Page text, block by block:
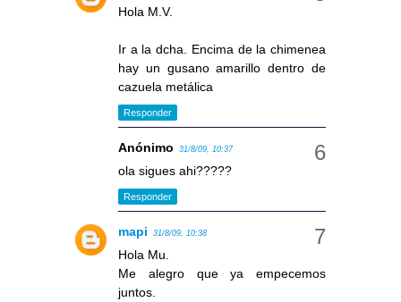
Hola M.V.
Ir a la dcha. Encima de la chimenea
hay un gusano amarillo dentro de
cazuela metálica
Responder
Anónimo 31/8/09, 10:37
ola sigues ahi?????
Responder
mapi 31/8/09, 10:38
Hola Mu.
Me alegro que ya empecemos
juntos.